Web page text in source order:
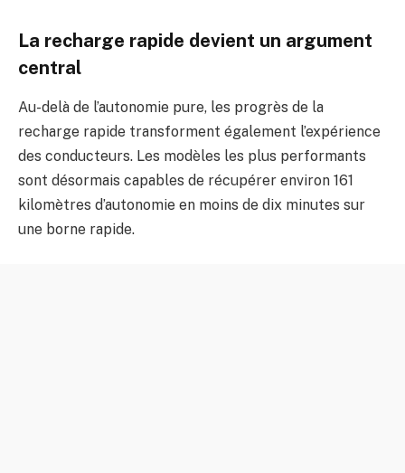
La recharge rapide devient un argument
central
Au-delà de l’autonomie pure, les progrès de la
recharge rapide transforment également l’expérience
des conducteurs. Les modèles les plus performants
sont désormais capables de récupérer environ 161
kilomètres d’autonomie en moins de dix minutes sur
une borne rapide.